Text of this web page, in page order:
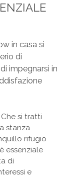
in casa si
di
impegnarsi in
si tratti
stanza
rifugio
essenziale
di
e